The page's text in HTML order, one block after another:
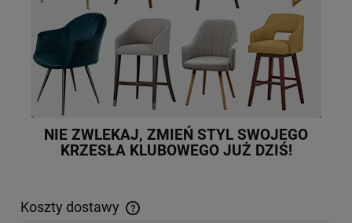
NIE ZWLEKAJ, ZMIEŃ STYL SWOJEGO
KRZESŁA KLUBOWEGO JUŻ DZIŚ!
Koszty dostawy
Cena nie zawiera ewentualnych kosztów płatności